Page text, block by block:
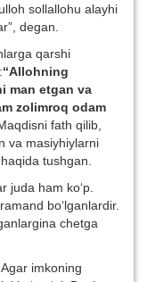
sollallohu alayhi
degan.
qarshi
“Allohning
man etgan va
zolimroq odam
fath qilib,
va masiyhiylarni
tushgan.
juda ham ko‘p.
bo‘lganlardir.
chetga
imkoning